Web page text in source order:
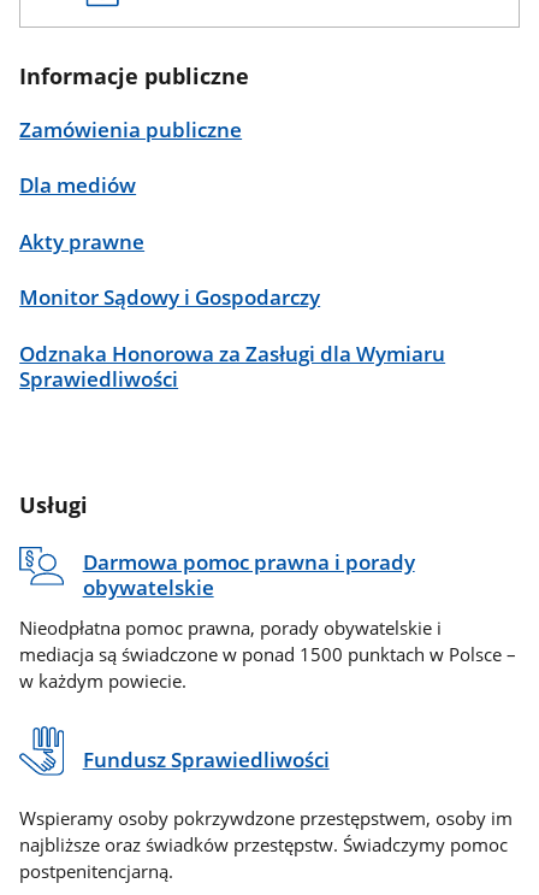
Informacje publiczne
Zamówienia publiczne
Dla mediów
Akty prawne
Monitor Sądowy i Gospodarczy
Odznaka Honorowa za Zasługi dla Wymiaru
Sprawiedliwości
Usługi
Darmowa pomoc prawna i porady
obywatelskie
Nieodpłatna pomoc prawna, porady obywatelskie i
mediacja są świadczone w ponad 1500 punktach w Polsce –
w każdym powiecie.
Fundusz Sprawiedliwości
Wspieramy osoby pokrzywdzone przestępstwem, osoby im
najbliższe oraz świadków przestępstw. Świadczymy pomoc
postpenitencjarną.